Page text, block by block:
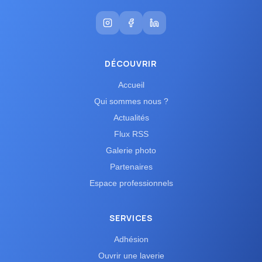
DÉCOUVRIR
Accueil
Qui sommes nous ?
Actualités
Flux RSS
Galerie photo
Partenaires
Espace professionnels
SERVICES
Adhésion
Ouvrir une laverie